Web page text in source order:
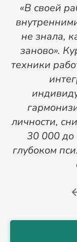
«В своей
не знала,
заново».
техники
личности,
30 000 до
глубоком